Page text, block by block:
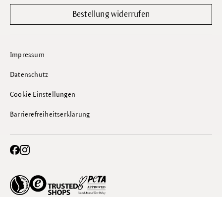
Bestellung widerrufen
Impressum
Datenschutz
Cookie Einstellungen
Barrierefreiheitserklärung